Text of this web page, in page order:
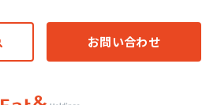
お問い合わせ